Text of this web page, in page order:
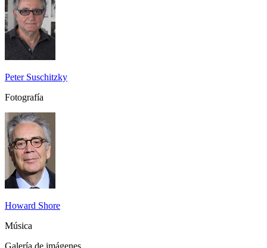
Peter Suschitzky
Fotografía
Howard Shore
Música
Galería de imágenes